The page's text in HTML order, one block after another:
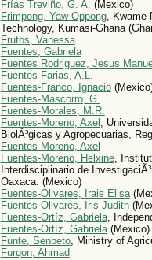
Frías Treviño, G. A. (Mexico)
Frimpong, Yaw Oppong, Kwame
Technology, Kumasi-Ghana
Frutos, Vanessa
Fuentes, Gabriela
Fuentes Rodri­guez, Jesus
Fuentes-Farias, A.L.
Fuentes-Franco, Ignacio
Fuentes-Mascorro, G.
Fuentes-Morales, M.R.
Fuentes-Moreno, Axel ,
BiolÃ³gicas y Agropecuarias,
Fuentes-Moreno, Axel
Fuentes-Moreno, Helxine,
Interdisciplinario de
Oaxaca. (Mexico)
Fuentes-Olivares, Irais Elisa
Fuentes-Olivares, Iris Judith
Fuentes-Ortíz, Gabriela,
Fuentes-Ortíz, Gabriela(Mexico)
Funte, Senbeto, Ministry of
Furqon, Ahmad